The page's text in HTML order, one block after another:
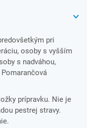
pri
osoby s vyšším
s nadváhou,
prípravku. Nie je
pestrej stravy.